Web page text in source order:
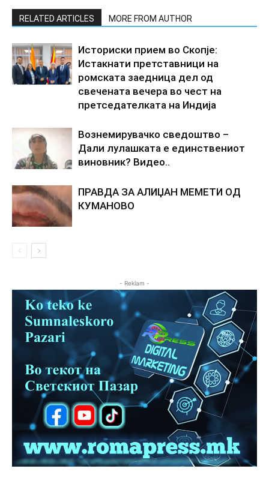
RELATED ARTICLES MORE FROM AUTHOR
Историски прием во Скопје:
Истакнати претставници на
ромската заедница дел од
свечената вечера во чест на
претседателката на Индија
Вознемирувачко сведоштво –
Дали лулашката е единствениот
виновник? Видео..
ПРАВДА ЗА АЛИЏАН МЕМЕТИ ОД
КУМАНОВО
- Reklam -